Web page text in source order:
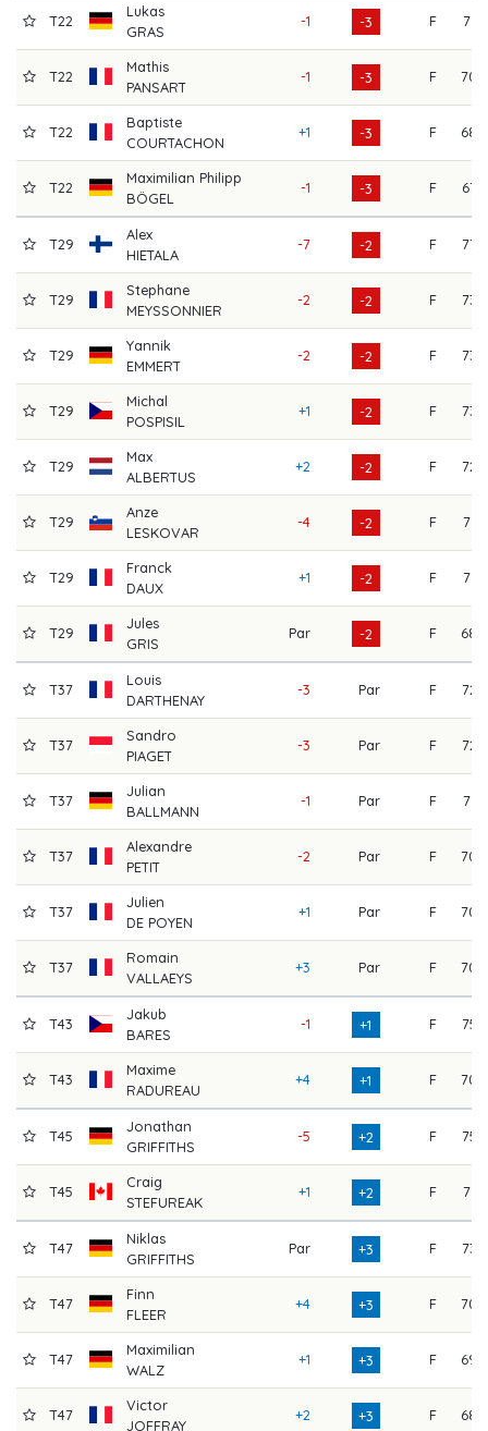
T22
Lukas
GRAS
-1 -3 F 71
T22
Mathis
PANSART
-1 -3 F 70
T22
Baptiste
COURTACHON
+1 -3 F 68
T22
Maximilian Philipp
BÖGEL
-1 -3 F 67
T29
Alex
HIETALA
-7 -2 F 77
T29
Stephane
MEYSSONNIER
-2 -2 F 73
T29
Yannik
EMMERT
-2 -2 F 73
T29
Michal
POSPISIL
+1 -2 F 73
T29
Max
ALBERTUS
+2 -2 F 72
T29
Anze
LESKOVAR
-4 -2 F 71
T29
Franck
DAUX
+1 -2 F 71
T29
Jules
GRIS
Par -2 F 68
T37
Louis
DARTHENAY
-3 Par F 72
T37
Sandro
PIAGET
-3 Par F 72
T37
Julian
BALLMANN
-1 Par F 71
T37
Alexandre
PETIT
-2 Par F 70
T37
Julien
DE POYEN
+1 Par F 70
T37
Romain
VALLAEYS
+3 Par F 70
T43
Jakub
BARES
-1 +1 F 75
T43
Maxime
RADUREAU
+4 +1 F 70
T45
Jonathan
GRIFFITHS
-5 +2 F 75
T45
Craig
STEFUREAK
+1 +2 F 71
T47
Niklas
GRIFFITHS
Par +3 F 73
T47
Finn
FLEER
+4 +3 F 70
T47
Maximilian
WALZ
+1 +3 F 69
T47
Victor
JOFFRAY
+2 +3 F 68